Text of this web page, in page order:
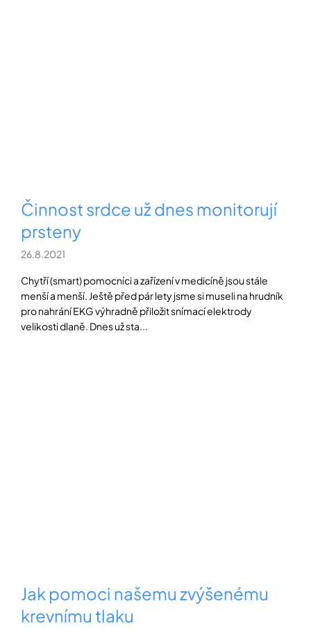
Činnost srdce už dnes monitorují
prsteny
26.8.2021
Chytří (smart) pomocníci a zařízení v medicíně jsou stále
menší a menší. Ještě před pár lety jsme si museli na hrudník
pro nahrání EKG výhradně přiložit snímací elektrody
velikosti dlaně. Dnes už sta...
Jak pomoci našemu zvýšenému
krevnímu tlaku